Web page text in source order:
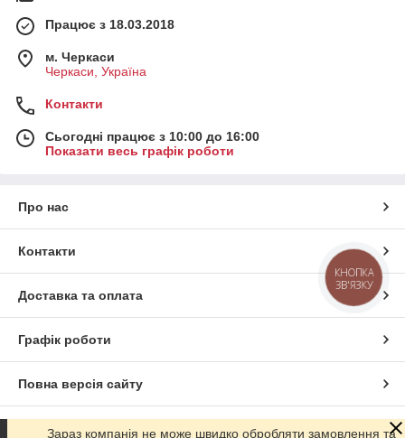
Працює з 18.03.2018
м. Черкаси
Черкаси, Україна
Контакти
Сьогодні працює з 10:00 до 16:00
Показати весь графік роботи
Про нас
Контакти
Доставка та оплата
Графік роботи
Повна версія сайту
Сайт створено на маркетплейсі Prom.ua
Зараз компанія не може швидко обробляти замовлення та
КНОПКА
ЗВ'ЯЗКУ